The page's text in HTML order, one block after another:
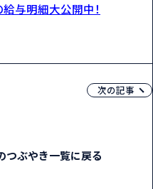
給与明細大公開中！
次の記事
つぶやき一覧に戻る